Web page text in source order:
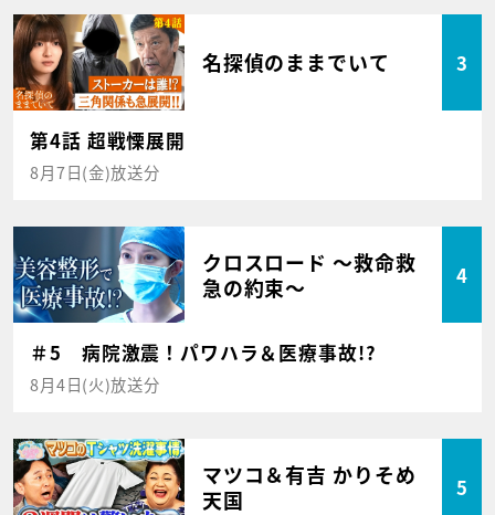
名探偵のままでいて 3
第4話 超戦慄展開
8月7日(金)放送分
クロスロード ～救命救
急の約束～
4
＃5 病院激震！パワハラ＆医療事故!?
8月4日(火)放送分
マツコ＆有吉 かりそめ
天国
5